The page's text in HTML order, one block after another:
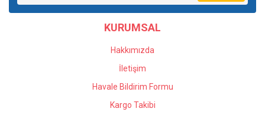
KURUMSAL
Hakkımızda
İletişim
Havale Bildirim Formu
Kargo Takibi